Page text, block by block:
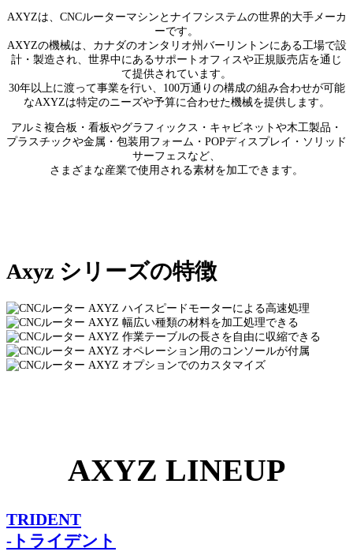
AXYZは、CNCルーターマシンとナイフシステムの世界的大手メーカ
ーです。
AXYZの機械は、カナダのオンタリオ州バーリントンにある工場で設
計・製造され、世界中にあるサポートオフィスや正規販売店を通じ
て提供されています。
30年以上に渡って事業を行い、100万通りの構成の組み合わせが可能
なAXYZは特定のニーズや予算に合わせた機械を提供します。
アルミ複合板・看板やグラフィックス・キャビネットや木工製品・
プラスチックや金属・包装用フォーム・POPディスプレイ・ソリッド
サーフェスなど、
さまざまな産業で使用される素材を加工できます。
Axyz シリーズの特徴
AXYZ LINEUP
TRIDENT
-トライデント